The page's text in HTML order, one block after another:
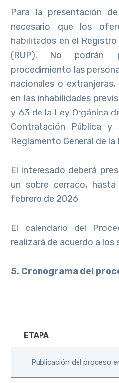
Para la presentación
necesario que los
habilitados en el
(RUP). No podrán
procedimiento las
nacionales o extranjeras,
en las inhabilidades
y 63 de la Ley Orgánica
Contratación Pública
Reglamento General de la
El interesado deberá
un sobre cerrado,
febrero de 2026.
El calendario del
realizará de acuerdo a los
5. Cronograma del
ETAPA
Publicación del proceso